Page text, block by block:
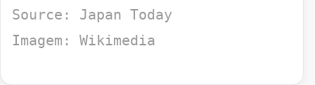
Source: Japan Today
Imagem: Wikimedia